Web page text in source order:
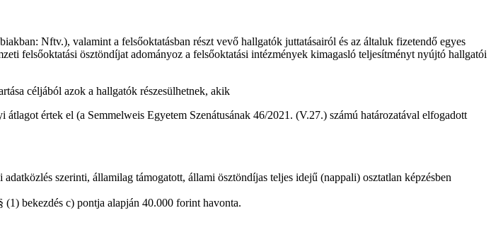
Nftv.), valamint a felsőoktatásban részt vevő hallgatók juttatásairól és az általuk fizetendő egyes
felsőoktatási ösztöndíjat adományoz a felsőoktatási intézmények kimagasló teljesítményt nyújtó hallgatói
céljából azok a hallgatók részesülhetnek, akik
értek el (a Semmelweis Egyetem Szenátusának 46/2021. (V.27.) számú határozatával elfogadott
szerinti, államilag támogatott, állami ösztöndíjas teljes idejű (nappali) osztatlan képzésben
bekezdés c) pontja alapján 40.000 forint havonta.